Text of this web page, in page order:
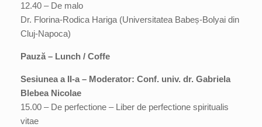
12.40 – De malo
Dr. Florina-Rodica Hariga (Universitatea Babeș-Bolyai din
Cluj-Napoca)
Pauză – Lunch / Coffe
Sesiunea a II-a – Moderator: Conf. univ. dr. Gabriela
Blebea Nicolae
15.00 – De perfectione ‒ Liber de perfectione spiritualis
vitae